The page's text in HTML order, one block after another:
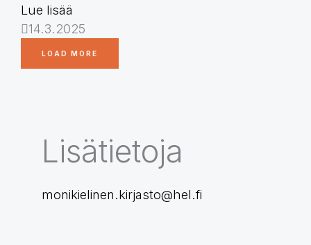
Lue lisää
14.3.2025
LOAD MORE
Lisätietoja
monikielinen.kirjasto@hel.fi